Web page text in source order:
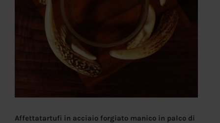
Affettatartufi in acciaio forgiato manico in palco di